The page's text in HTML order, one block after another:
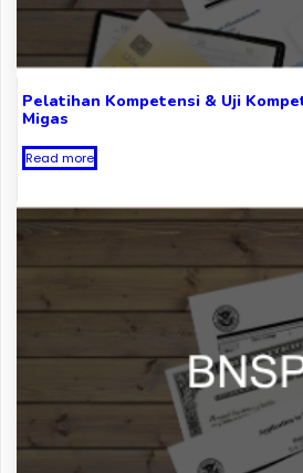
Pelatihan Kompetensi & Uji
Migas
Read more